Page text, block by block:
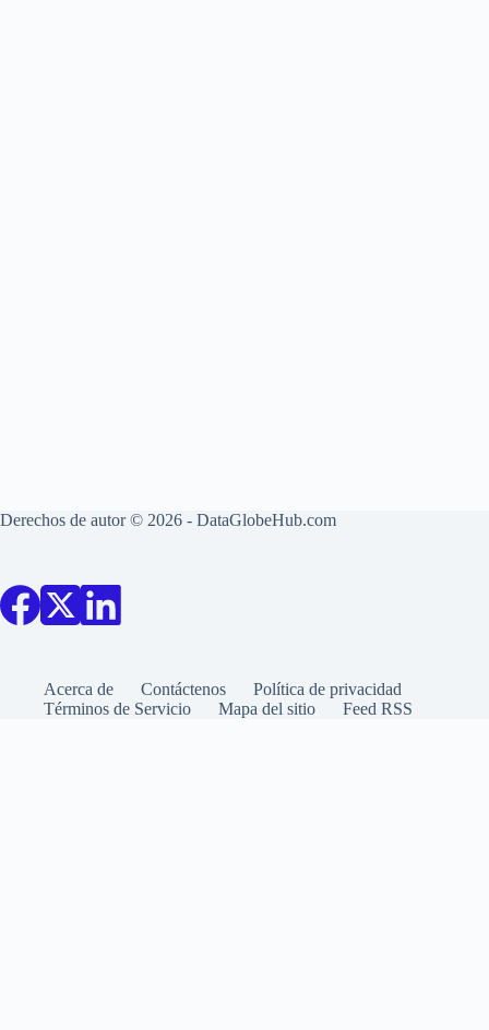
Derechos de autor © 2026 - DataGlobeHub.com
Acerca de Contáctenos
Política de privacidad
Términos de Servicio
Mapa del sitio Feed RSS